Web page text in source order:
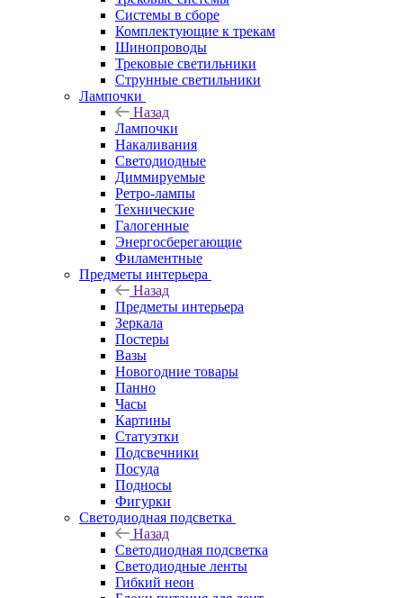
Системы в сборе
Комплектующие к трекам
Шинопроводы
Трековые светильники
Струнные светильники
Лампочки
Назад
Лампочки
Накаливания
Светодиодные
Диммируемые
Ретро-лампы
Технические
Галогенные
Энергосберегающие
Филаментные
Предметы интерьера
Назад
Предметы интерьера
Зеркала
Постеры
Вазы
Новогодние товары
Панно
Часы
Картины
Статуэтки
Подсвечники
Посуда
Подносы
Фигурки
Светодиодная подсветка
Назад
Светодиодная подсветка
Светодиодные ленты
Гибкий неон